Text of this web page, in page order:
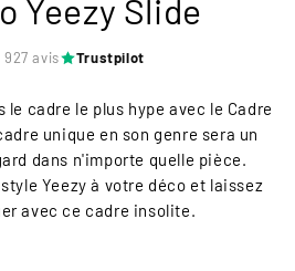
Yeezy Slide
927 avis Trustpilot
le cadre le plus hype avec le Cadre
unique en son genre sera un
dans n'importe quelle pièce.
Yeezy à votre déco et laissez
avec ce cadre insolite.